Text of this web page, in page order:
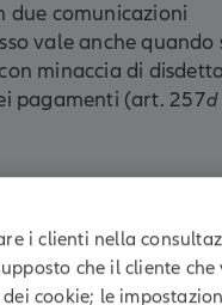
due comunicazioni
vale anche quando
minaccia di
pagamenti (art. 257d
i clienti nella
che il cliente che
cookie; le